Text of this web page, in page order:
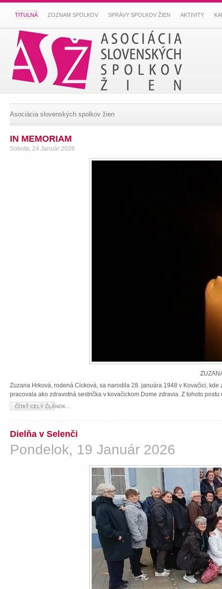
TITULNÁ ZOZNAM SPOLKOV SPRÁVY SPOLKOV ŽIEN AKTIVITY
Asociácia slovenských spolkov žien
IN MEMORIAM
Sobota, 24 Január 2026
Zuzana Hrková, rodená Cicková, sa narodila 28. januára 1948 v Kovačici,
pracovala ako zdravotná sestrička v kovačickom Dome zdravia. Z tohoto
ČÍTAŤ CELÝ ČLÁNOK...
Dielňa v Selenči
Pondelok, 19 Január 2026